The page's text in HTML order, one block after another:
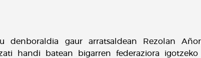
gaur arratsaldean Rezolan
handi batean bigarren federaziora